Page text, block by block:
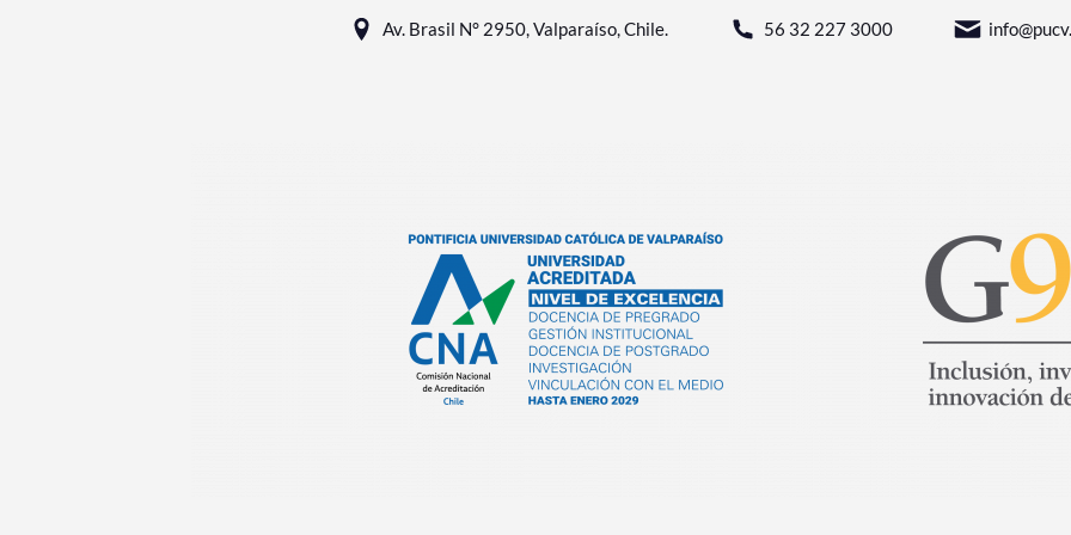
Av. Brasil N° 2950, Valparaíso, Chile. 56 32 227 3000